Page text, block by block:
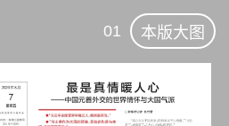
01 本版大图